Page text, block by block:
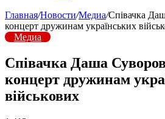
Главная/Новости/Медиа/Співачка
концерт дружинам українських
Медиа
Співачка Даша
концерт дружинам
військових